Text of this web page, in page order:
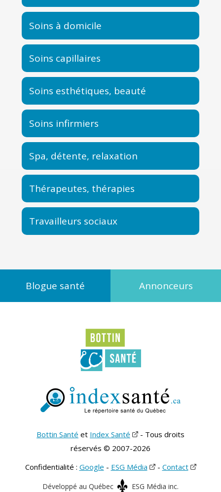
Soins à domicile
Soins capillaires
Soins esthétiques, beauté
Soins infirmiers
Spa, détente, relaxation
Thérapeutes, thérapies
Travailleurs sociaux
Blogue santé Annonceurs
Bottin Santé et Index Santé
- Tous droits
réservés © 2007-2026
Confidentialité : Google - ESG Média - Contact
Développé au Québec ESG Média inc.